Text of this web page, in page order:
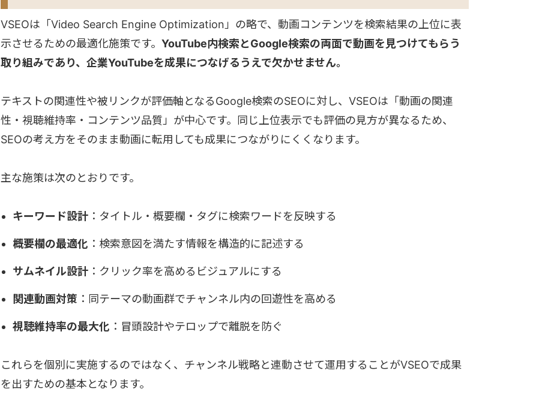
VSEOは「Video Search Engine Optimization」の略で、動画コンテンツを検索結果の上位に表
示させるための最適化施策です。 YouTube内検索とGoogle検索の両面で動画を見つけてもらう
取り組みであり、企業YouTubeを成果につなげるうえで欠かせません。
テキストの関連性や被リンクが評価軸となるGoogle検索のSEOに対し、VSEOは「動画の関連
性・視聴維持率・コンテンツ品質」が中心です。同じ上位表示でも評価の見方が異なるため、
SEOの考え方をそのまま動画に転用しても成果につながりにくくなります。
主な施策は次のとおりです。
キーワード設計 ：タイトル・概要欄・タグに検索ワードを反映する
概要欄の最適化 ：検索意図を満たす情報を構造的に記述する
サムネイル設計 ：クリック率を高めるビジュアルにする
関連動画対策 ：同テーマの動画群でチャンネル内の回遊性を高める
視聴維持率の最大化 ：冒頭設計やテロップで離脱を防ぐ
これらを個別に実施するのではなく、チャンネル戦略と連動させて運用することがVSEOで成果
を出すための基本となります。